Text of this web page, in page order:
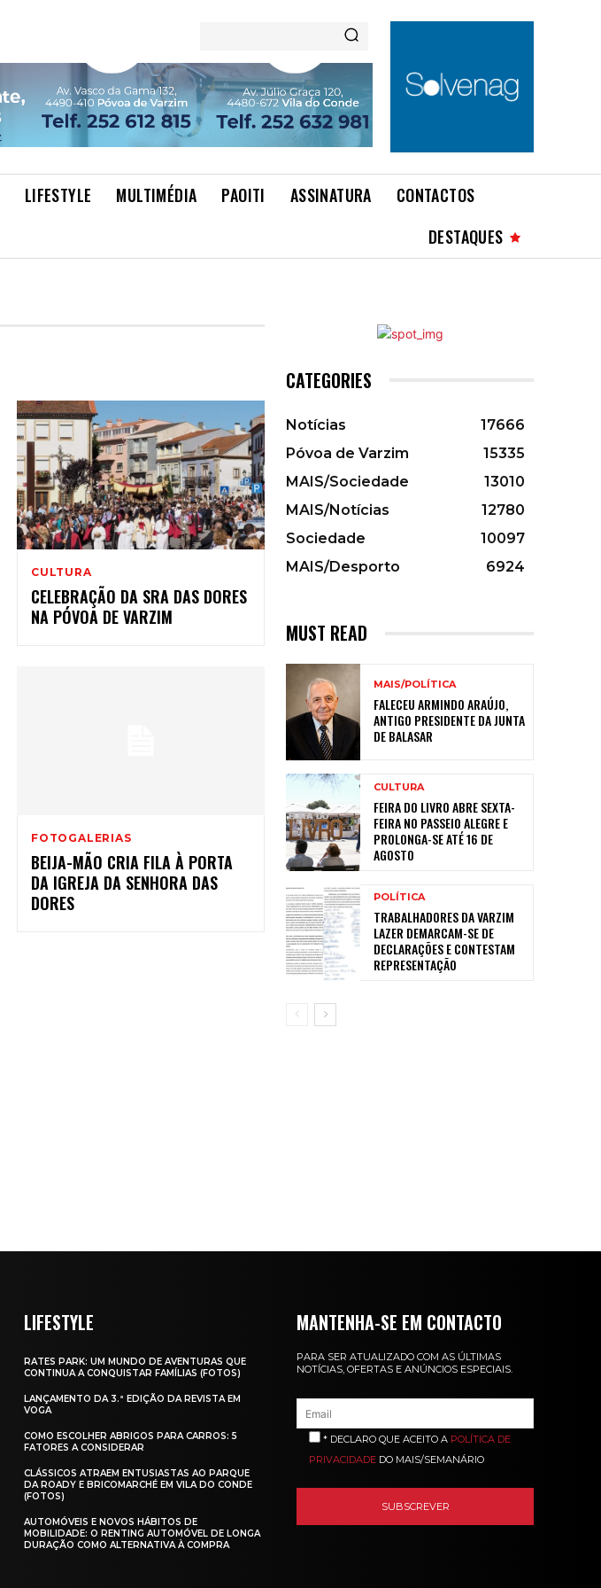
LIFESTYLE MULTIMÉDIA PAOITI ASSINATURA
CONTACTOS
DESTAQUES
CULTURA
CELEBRAÇÃO DA SRA DAS DORES
NA PÓVOA DE VARZIM
FOTOGALERIAS
BEIJA-MÃO CRIA FILA À PORTA
DA IGREJA DA SENHORA DAS
DORES
CATEGORIES
Notícias
17666
Póvoa de Varzim
15335
MAIS/Sociedade
13010
MAIS/Notícias
12780
Sociedade
10097
MAIS/Desporto
6924
MUST READ
MAIS/POLÍTICA
FALECEU ARMINDO ARAÚJO,
ANTIGO PRESIDENTE DA JUNTA
DE BALASAR
CULTURA
FEIRA DO LIVRO ABRE SEXTA-
FEIRA NO PASSEIO ALEGRE E
PROLONGA-SE ATÉ 16 DE
AGOSTO
POLÍTICA
TRABALHADORES DA VARZIM
LAZER DEMARCAM-SE DE
DECLARAÇÕES E CONTESTAM
REPRESENTAÇÃO
LIFESTYLE
RATES PARK: UM MUNDO DE AVENTURAS QUE
CONTINUA A CONQUISTAR FAMÍLIAS (FOTOS)
LANÇAMENTO DA 3.ª EDIÇÃO DA REVISTA EM
VOGA
COMO ESCOLHER ABRIGOS PARA CARROS: 5
FATORES A CONSIDERAR
CLÁSSICOS ATRAEM ENTUSIASTAS AO PARQUE
DA ROADY E BRICOMARCHÉ EM VILA DO CONDE
(FOTOS)
AUTOMÓVEIS E NOVOS HÁBITOS DE
MOBILIDADE: O RENTING AUTOMÓVEL DE LONGA
DURAÇÃO COMO ALTERNATIVA À COMPRA
MANTENHA-SE EM CONTACTO
PARA SER ATUALIZADO COM AS ÚLTIMAS
NOTÍCIAS, OFERTAS E ANÚNCIOS ESPECIAIS.
* DECLARO QUE ACEITO A POLÍTICA DE
PRIVACIDADE DO MAIS/SEMANÁRIO